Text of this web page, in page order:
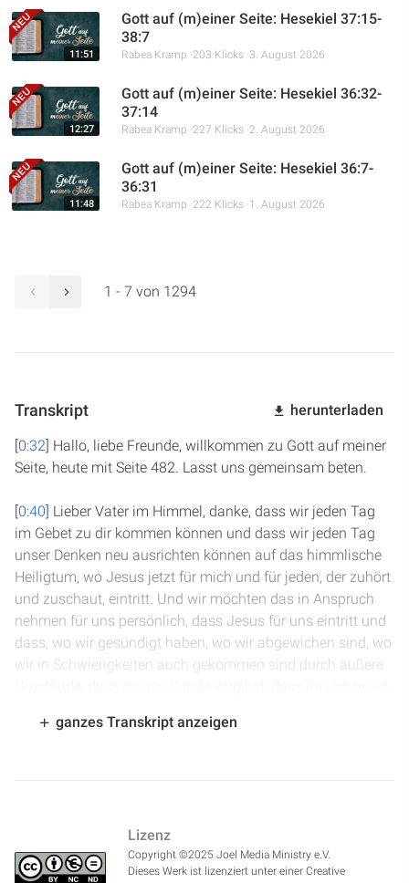
11:51
Gott auf (m)einer Seite: Hesekiel 37:15-
38:7
Rabea Kramp 203 Klicks 3. August 2026
12:27
Gott auf (m)einer Seite: Hesekiel 36:32-
37:14
Rabea Kramp 227 Klicks 2. August 2026
11:48
Gott auf (m)einer Seite: Hesekiel 36:7-
36:31
Rabea Kramp 222 Klicks 1. August 2026
1 - 7 von 1294
Transkript herunterladen
[0:32] Hallo, liebe Freunde, willkommen zu Gott auf meiner
Seite, heute mit Seite 482. Lasst uns gemeinsam beten.
[0:40] Lieber Vater im Himmel, danke, dass wir jeden Tag
im Gebet zu dir kommen können und dass wir jeden Tag
unser Denken neu ausrichten können auf das himmlische
Heiligtum, wo Jesus jetzt für mich und für jeden, der zuhört
und zuschaut, eintritt. Und wir möchten das in Anspruch
nehmen für uns persönlich, dass Jesus für uns eintritt und
dass, wo wir gesündigt haben, wo wir abgewichen sind, wo
wir in Schwierigkeiten auch gekommen sind durch äußere
liegen. Wir möchten dich bitten, dass du jetzt durch deinen
] Wir sind in Zweiter Chronik Kapitel 6, in dem Gebet,
das Salomo anlässlich der Einweihung des salomonischen
ganzes Transkript anzeigen
Lizenz
Copyright ©2025 Joel Media Ministry e.V.
Dieses Werk ist lizenziert unter einer Creative